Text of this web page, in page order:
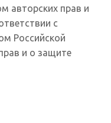
авторских прав и
с
Российской
и о защите